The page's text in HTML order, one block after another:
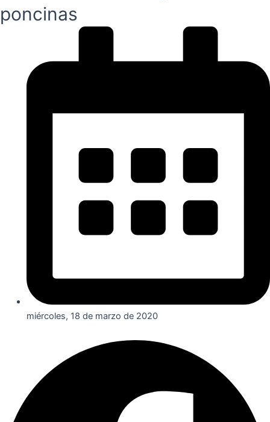
poncinas
miércoles, 18 de marzo de 2020